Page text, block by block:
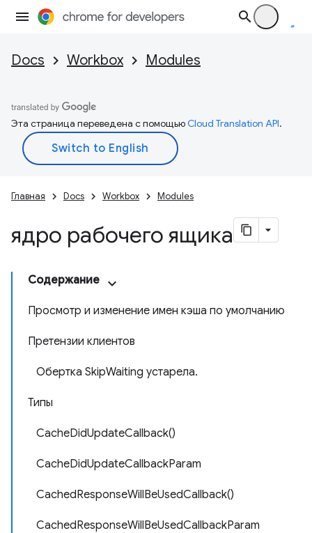
Docs Workbox Modules
Эта страница переведена с помощьюCloud Translation API.
Главная Docs Workbox Modules
ядро рабочего ящика
Содержание
Просмотр и изменение имен кэша по умолчанию
Претензии клиентов
Обертка SkipWaiting устарела.
Типы
CacheDidUpdateCallback()
CacheDidUpdateCallbackParam
CachedResponseWillBeUsedCallback()
CachedResponseWillBeUsedCallbackParam